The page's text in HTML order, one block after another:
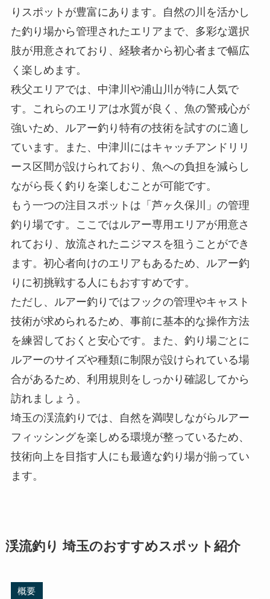
りスポットが豊富にあります。自然の川を活かし
た釣り場から管理されたエリアまで、多彩な選択
肢が用意されており、経験者から初心者まで幅広
く楽しめます。
秩父エリアでは、中津川や浦山川が特に人気で
す。これらのエリアは水質が良く、魚の警戒心が
強いため、ルアー釣り特有の技術を試すのに適し
ています。また、中津川にはキャッチアンドリリ
ース区間が設けられており、魚への負担を減らし
ながら長く釣りを楽しむことが可能です。
もう一つの注目スポットは「芦ヶ久保川」の管理
釣り場です。ここではルアー専用エリアが用意さ
れており、放流されたニジマスを狙うことができ
ます。初心者向けのエリアもあるため、ルアー釣
りに初挑戦する人にもおすすめです。
ただし、ルアー釣りではフックの管理やキャスト
技術が求められるため、事前に基本的な操作方法
を練習しておくと安心です。また、釣り場ごとに
ルアーのサイズや種類に制限が設けられている場
合があるため、利用規則をしっかり確認してから
訪れましょう。
埼玉の渓流釣りでは、自然を満喫しながらルアー
フィッシングを楽しめる環境が整っているため、
技術向上を目指す人にも最適な釣り場が揃ってい
ます。
渓流釣り 埼玉のおすすめスポット紹介
概要